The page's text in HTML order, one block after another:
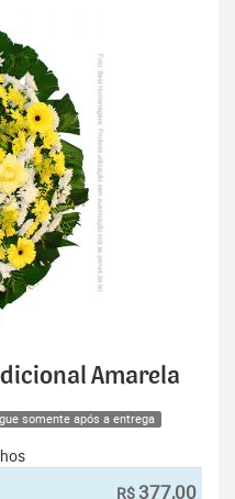
Amarela
somente após a entrega
R$ 377,00